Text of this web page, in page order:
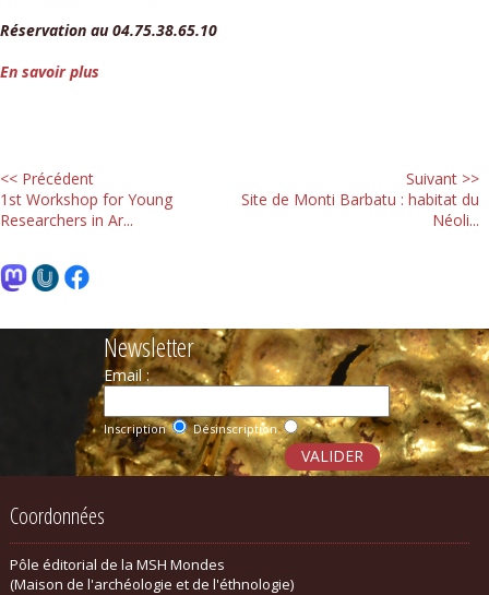
Réservation au 04.75.38.65.10
En savoir plus
<< Précédent
1st Workshop for Young
Researchers in Ar...
Suivant >>
Site de Monti Barbatu : habitat du
Néoli...
Newsletter
Email :
Inscription Désinscription
Coordonnées
Pôle éditorial de la MSH Mondes
(Maison de l'archéologie et de l'éthnologie)